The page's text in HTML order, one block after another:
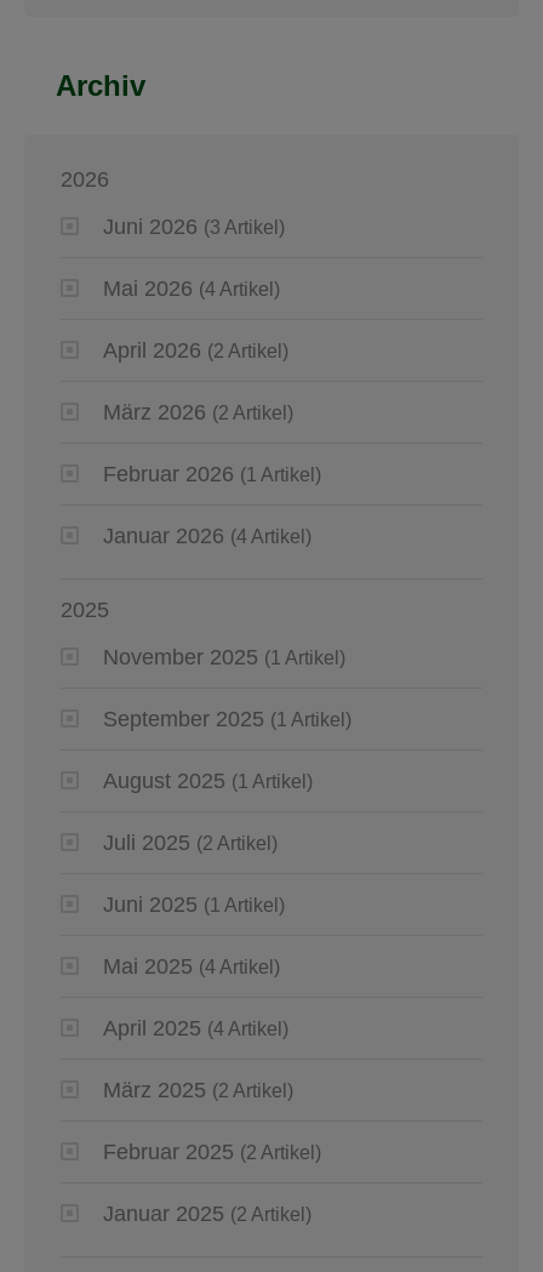
Archiv
2026
Juni 2026 (3 Artikel)
Mai 2026 (4 Artikel)
April 2026 (2 Artikel)
März 2026 (2 Artikel)
Februar 2026 (1 Artikel)
Januar 2026 (4 Artikel)
2025
November 2025 (1 Artikel)
September 2025 (1 Artikel)
August 2025 (1 Artikel)
Juli 2025 (2 Artikel)
Juni 2025 (1 Artikel)
Mai 2025 (4 Artikel)
April 2025 (4 Artikel)
März 2025 (2 Artikel)
Februar 2025 (2 Artikel)
Januar 2025 (2 Artikel)